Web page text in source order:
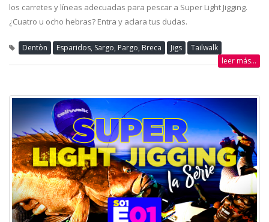
los carretes y líneas adecuadas para pescar a Super Light Jigging.
¿Cuatro u ocho hebras? Entra y aclara tus dudas.
Dentòn Esparidos, Sargo, Pargo, Breca Jigs
Tailwalk
leer más...